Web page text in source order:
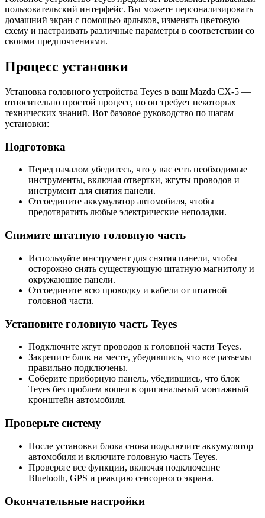
пользовательский интерфейс. Вы можете персонализировать
домашний экран с помощью ярлыков, изменять цветовую
схему и настраивать различные параметры в соответствии со
своими предпочтениями.
Процесс установки
Установка головного устройства Teyes в ваш Mazda CX-5 —
относительно простой процесс, но он требует некоторых
технических знаний. Вот базовое руководство по шагам
установки:
Подготовка
Перед началом убедитесь, что у вас есть необходимые
инструменты, включая отвертки, жгуты проводов и
инструмент для снятия панели.
Отсоедините аккумулятор автомобиля, чтобы
предотвратить любые электрические неполадки.
Снимите штатную головную часть
Используйте инструмент для снятия панели, чтобы
осторожно снять существующую штатную магнитолу и
окружающие панели.
Отсоедините всю проводку и кабели от штатной
головной части.
Установите головную часть Teyes
Подключите жгут проводов к головной части Teyes.
Закрепите блок на месте, убедившись, что все разъемы
правильно подключены.
Соберите приборную панель, убедившись, что блок
Teyes без проблем вошел в оригинальный монтажный
кронштейн автомобиля.
Проверьте систему
После установки блока снова подключите аккумулятор
автомобиля и включите головную часть Teyes.
Проверьте все функции, включая подключение
Bluetooth, GPS и реакцию сенсорного экрана.
Окончательные настройки